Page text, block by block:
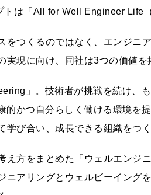
トは「All for Well Engineer Life
をつくるのではなく、エンジニ
実現に向け、同社は3つの価値を
」。技術者が挑戦を続け、
的かつ自分らしく働ける環境を
学び合い、成長できる組織をつ
え方をまとめた「ウェルエンジ
ニアリングとウェルビーイング